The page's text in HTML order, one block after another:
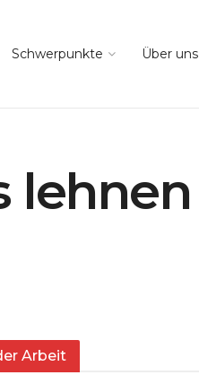
Schwerpunkte Über uns
lehnen
Arbeit